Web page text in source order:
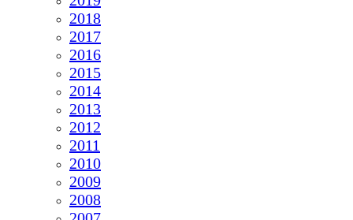
2018
2017
2016
2015
2014
2013
2012
2011
2010
2009
2008